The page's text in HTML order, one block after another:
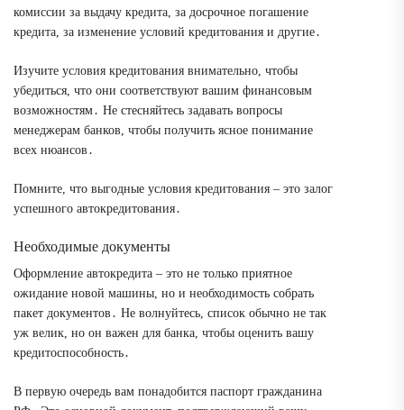
комиссии за выдачу кредита, за досрочное погашение
кредита, за изменение условий кредитования и другие․
Изучите условия кредитования внимательно, чтобы
убедиться, что они соответствуют вашим финансовым
возможностям․ Не стесняйтесь задавать вопросы
менеджерам банков, чтобы получить ясное понимание
всех нюансов․
Помните, что выгодные условия кредитования – это залог
успешного автокредитования․
Необходимые документы
Оформление автокредита – это не только приятное
ожидание новой машины, но и необходимость собрать
пакет документов․ Не волнуйтесь, список обычно не так
уж велик, но он важен для банка, чтобы оценить вашу
кредитоспособность․
В первую очередь вам понадобится паспорт гражданина